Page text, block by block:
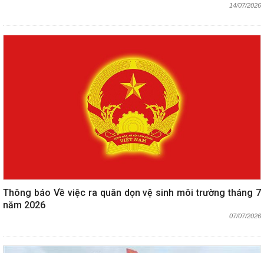
14/07/2026
Thông báo Về việc ra quân dọn vệ sinh môi trường tháng 7
năm 2026
07/07/2026